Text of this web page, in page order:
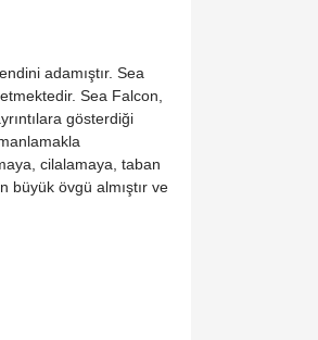
adamıştır. Sea
Sea Falcon,
gösterdiği
cilalamaya, taban
büyük övgü almıştır ve